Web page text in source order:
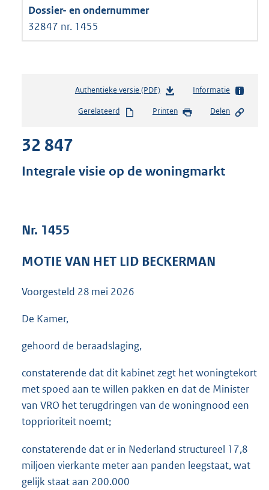
32847 nr. 1455
Authentieke versie (PDF)b
s
s
e
Informatie
Gerelateerd Printen Delen
32 847
Integrale visie op de woningmarkt
Nr. 1455
MOTIE VAN HET LID BECKERMAN
Voorgesteld 28 mei 2026
De Kamer,
gehoord de beraadslaging,
constaterende dat dit kabinet zegt het woningtekort
met spoed aan te willen pakken en dat de Minister
van VRO het terugdringen van de woningnood een
topprioriteit noemt;
constaterende dat er in Nederland structureel 17,8
miljoen vierkante meter aan panden leegstaat, wat
gelijk staat aan 200.000